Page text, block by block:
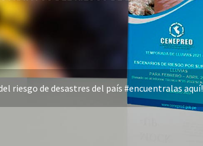
riesgo de desastres del país #encuentralas aquí!